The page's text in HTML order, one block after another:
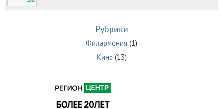
Рубрики
Филармония (1)
Кино(13)